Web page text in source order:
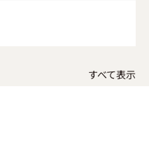
すべて表示